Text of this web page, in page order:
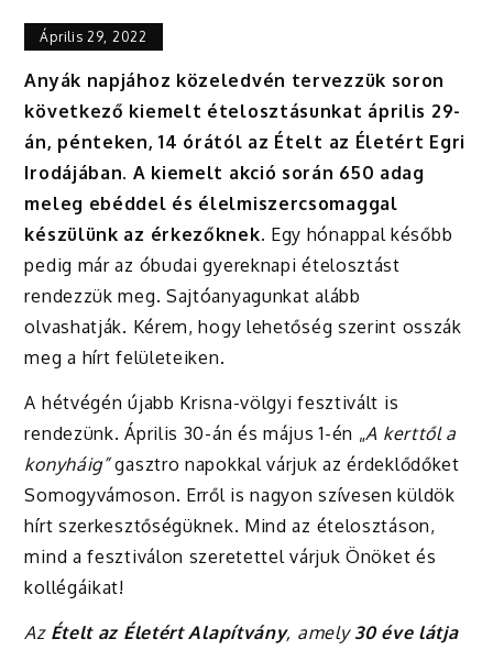
Április 29, 2022
Anyák napjához közeledvén tervezzük soron
következő kiemelt ételosztásunkat április 29-
án, pénteken, 14 órától az Ételt az Életért Egri
Irodájában. A kiemelt akció során 650 adag
meleg ebéddel és élelmiszercsomaggal
készülünk az érkezőknek. Egy hónappal később
pedig már az óbudai gyereknapi ételosztást
rendezzük meg. Sajtóanyagunkat alább
olvashatják. Kérem, hogy lehetőség szerint osszák
meg a hírt felületeiken.
A hétvégén újabb Krisna-völgyi fesztivált is
rendezünk. Április 30-án és május 1-én „A kerttől a
konyháig”gasztro napokkal várjuk az érdeklődőket
Somogyvámoson. Erről is nagyon szívesen küldök
hírt szerkesztőségüknek. Mind az ételosztáson,
mind a fesztiválon szeretettel várjuk Önöket és
kollégáikat!
Az Ételt az Életért Alapítvány, amely 30 éve látja